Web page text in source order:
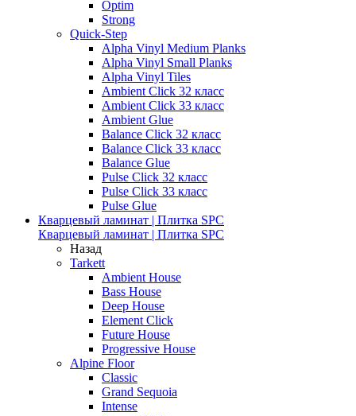
Optim
Strong
Quick-Step
Alpha Vinyl Medium Planks
Alpha Vinyl Small Planks
Alpha Vinyl Tiles
Ambient Click 32 класс
Ambient Click 33 класс
Ambient Glue
Balance Click 32 класс
Balance Click 33 класс
Balance Glue
Pulse Click 32 класс
Pulse Click 33 класс
Pulse Glue
Кварцевый ламинат | Плитка SPC
Кварцевый ламинат | Плитка SPC
Назад
Tarkett
Ambient House
Bass House
Deep House
Element Click
Future House
Progressive House
Alpine Floor
Classic
Grand Sequoia
Intense